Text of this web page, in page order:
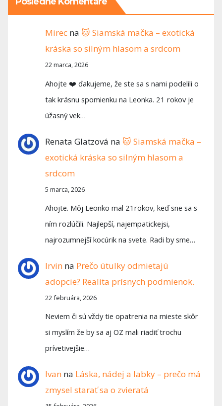
Mirec na🐱 Siamská mačka – exotická
kráska so silným hlasom a srdcom
22 marca, 2026
Ahojte ❤️ ďakujeme, že ste sa s nami podelili o
tak krásnu spomienku na Leonka. 21 rokov je
úžasný vek…
Renata Glatzová na🐱 Siamská mačka –
exotická kráska so silným hlasom a
srdcom
5 marca, 2026
Ahojte. Môj Leonko mal 21rokov, keď sne sa s
ním rozlúčili. Najlepší, najempatickejsi,
najrozumnejšî kocúrik na svete. Radi by sme…
Irvin na Prečo útulky odmietajú
adopcie? Realita prísnych podmienok.
22 februára, 2026
Neviem či sú vždy tie opatrenia na mieste skôr
si myslím že by sa aj OZ mali riadiť trochu
prívetivejšie…
Ivan na Láska, nádej a labky – prečo má
zmysel starať sa o zvieratá